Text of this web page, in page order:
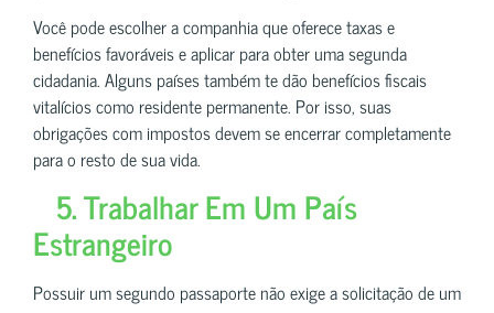
Você pode escolher a companhia que oferece taxas e
benefícios favoráveis e aplicar para obter uma segunda
cidadania. Alguns países também te dão benefícios fiscais
vitalícios como residente permanente. Por isso, suas
obrigações com impostos devem se encerrar completamente
para o resto de sua vida.
5. Trabalhar Em Um País
Estrangeiro
Possuir um segundo passaporte não exige a solicitação de um